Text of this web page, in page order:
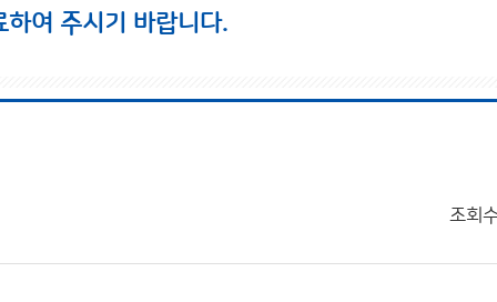
여 주시기 바랍니다.
조회